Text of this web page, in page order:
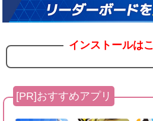
インストールは